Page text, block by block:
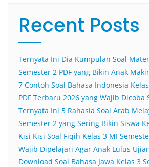
Recent Posts
Ternyata Ini Dia Kumpulan Soal
Semester 2 PDF yang Bikin Anak
7 Contoh Soal Bahasa Indonesia
PDF Terbaru 2026 yang Wajib Dicoba
Ternyata Ini 5 Rahasia Soal Arab
Semester 2 yang Sering Bikin Siswa
Kisi Kisi Soal Fiqih Kelas 3 MI
Wajib Dipelajari Agar Anak Lulus
Download Soal Bahasa Jawa Kelas 3